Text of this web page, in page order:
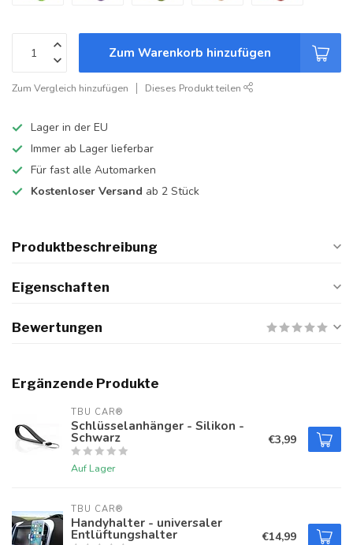
Zum Warenkorb hinzufügen
Zum Vergleich hinzufügen Dieses Produkt teilen
Lager in der EU
Immer ab Lager lieferbar
Für fast alle Automarken
Kostenloser Versand ab 2 Stück
Produktbeschreibung
Eigenschaften
Bewertungen
Ergänzende Produkte
TBU CAR®
Schlüsselanhänger - Silikon -
Schwarz
Auf Lager
€3,99
TBU CAR®
Handyhalter - universaler
Entlüftungshalter €14,99